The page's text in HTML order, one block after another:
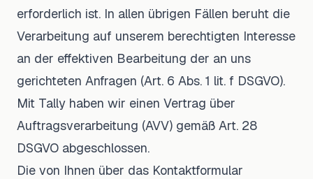
erforderlich ist. In allen übrigen Fällen beruht die
Verarbeitung auf unserem berechtigten Interesse
an der effektiven Bearbeitung der an uns
gerichteten Anfragen (Art. 6 Abs. 1 lit. f DSGVO).
Mit Tally haben wir einen Vertrag über
Auftragsverarbeitung (AVV) gemäß Art. 28
DSGVO abgeschlossen.
Die von Ihnen über das Kontaktformular